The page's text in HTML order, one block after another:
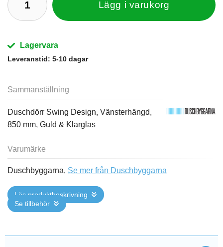
Lägg i varukorg
Lagervara
Leveranstid: 5-10 dagar
Sammanställning
Duschdörr Swing Design, Vänsterhängd,
850 mm, Guld & Klarglas
Varumärke
Duschbyggarna, Se mer från Duschbyggarna
Läs produktbeskrivning
Se tillbehör